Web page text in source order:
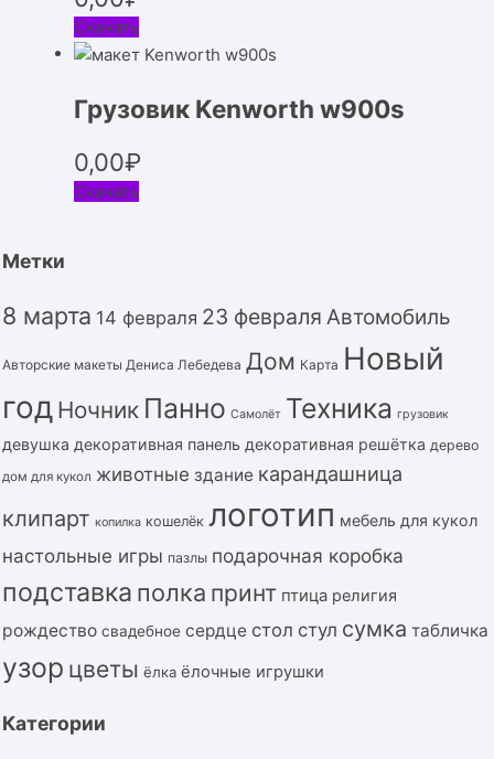
Скачать
Грузовик Kenworth w900s
0,00₽
Скачать
Метки
8 марта 14 февраля 23 февраля Автомобиль
Авторские макеты Дениса Лебедева Дом Карта Новый
год Ночник Панно Самолёт Техника грузовик
девушка декоративная панель декоративная решётка дерево
дом для кукол животные здание карандашница
клипарт копилка кошелёк логотип мебель для кукол
настольные игры пазлы подарочная коробка
подставка полка принт птица религия
рождество свадебное сердце стол стул сумка табличка
узор цветы ёлка ёлочные игрушки
Категории